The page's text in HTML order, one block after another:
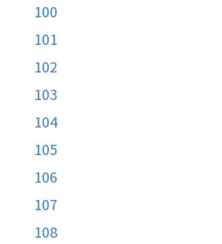
100
101
102
103
104
105
106
107
108